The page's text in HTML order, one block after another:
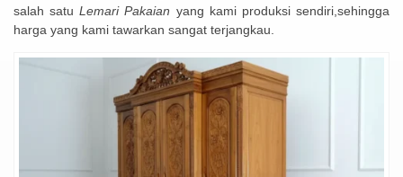
salah satuLemari Pakaian yang kami produksi sendiri,sehingga
harga yang kami tawarkan sangat terjangkau.